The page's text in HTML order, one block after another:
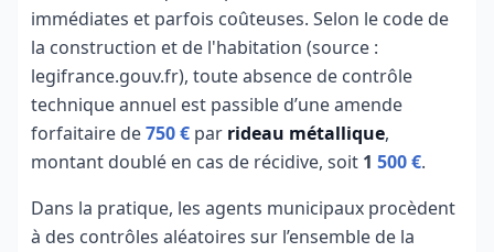
immédiates et parfois coûteuses. Selon le code de
la construction et de l'habitation (source :
legifrance.gouv.fr), toute absence de contrôle
technique annuel est passible d’une amende
forfaitaire de750 € par rideau métallique,
montant doublé en cas de récidive, soit 1 500 €.
Dans la pratique, les agents municipaux procèdent
à des contrôles aléatoires sur l’ensemble de la